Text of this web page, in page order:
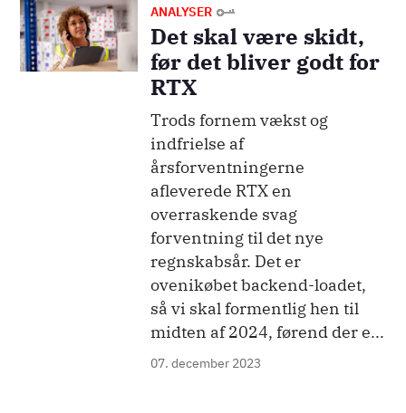
Billede ANALYSER
Det skal være skidt,
før det bliver godt for
RTX
Trods fornem vækst og
indfrielse af
årsforventningerne
afleverede RTX en
overraskende svag
forventning til det nye
regnskabsår. Det er
ovenikøbet backend-loadet,
så vi skal formentlig hen til
midten af 2024, førend der e...
07. december 2023